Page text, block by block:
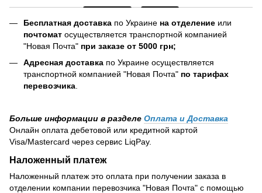
Бесплатная доставка по Украине на отделение или
почтомат осуществляется транспортной компанией
"Новая Почта" при заказе от 5000 грн;
Адресная доставка по Украине осуществляется
транспортной компанией "Новая Почта" по тарифах
перевозчика.
Больше информации в разделе Оплата и Доставка
Онлайн оплата дебетовой или кредитной картой
Visa/Mastercard через сервис LiqPay.
Наложенный платеж
Наложенный платеж это оплата при получении заказа в
отделении компании перевозчика "Новая Почта" с помощью